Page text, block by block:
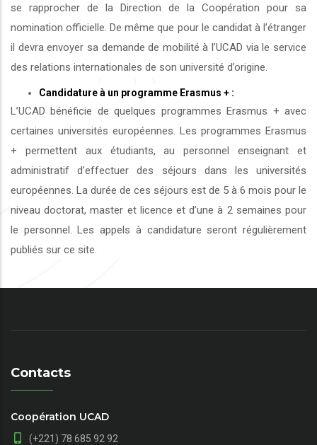
se rapprocher de la Direction de la Coopération pour sa
nomination officielle. De même que pour le candidat à l’étranger
il devra envoyer sa demande de mobilité à l’UCAD via le service
des relations internationales de son université d’origine.
Candidature à un programme Erasmus + :
L’UCAD bénéficie de quelques programmes Erasmus + avec
certaines universités européennes. Les programmes Erasmus
+ permettent aux étudiants, au personnel enseignant et
administratif d’effectuer des séjours dans les universités
européennes. La durée de ces séjours est de 5 à 6 mois pour le
niveau doctorat, master et licence et d’une à 2 semaines pour
le personnel. Les appels à candidature seront régulièrement
publiés sur ce site.
Contacts
Coopération UCAD
(+221) 78 685 92 92